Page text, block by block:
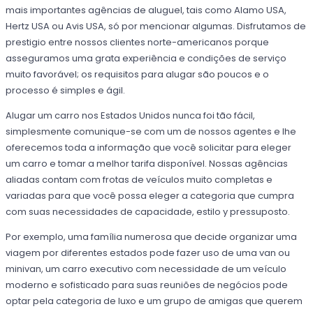
mais importantes agências de aluguel, tais como Alamo USA,
Hertz USA ou Avis USA, só por mencionar algumas. Disfrutamos de
prestigio entre nossos clientes norte-americanos porque
asseguramos uma grata experiência e condições de serviço
muito favorável; os requisitos para alugar são poucos e o
processo é simples e ágil.
Alugar um carro nos Estados Unidos nunca foi tão fácil,
simplesmente comunique-se com um de nossos agentes e lhe
oferecemos toda a informação que você solicitar para eleger
um carro e tomar a melhor tarifa disponível. Nossas agências
aliadas contam com frotas de veículos muito completas e
variadas para que você possa eleger a categoria que cumpra
com suas necessidades de capacidade, estilo y pressuposto.
Por exemplo, uma família numerosa que decide organizar uma
viagem por diferentes estados pode fazer uso de uma van ou
minivan, um carro executivo com necessidade de um veículo
moderno e sofisticado para suas reuniões de negócios pode
optar pela categoria de luxo e um grupo de amigas que querem